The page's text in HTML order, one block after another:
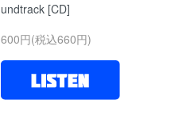
undtrack [CD]
600円(税込660円)